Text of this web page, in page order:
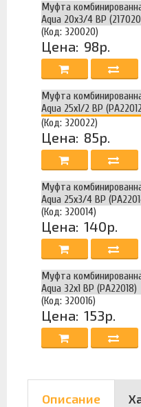
Муфта
Aqua 20х3/4 ВР
(Код: 320020)
Цена: 98р.
Муфта
Aqua 25х1/2 ВР
(Код: 320022)
Цена: 85р.
Муфта
Aqua 25х3/4 ВР
(Код: 320014)
Цена: 140р.
Муфта
Aqua 32х1 ВР (PA22018)
(Код: 320016)
Цена: 153р.
Описание